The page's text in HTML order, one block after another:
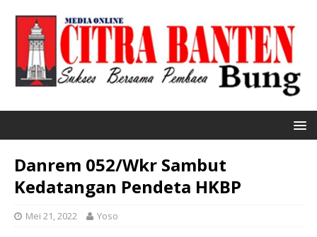
Danrem 052/Wkr Sambut
Kedatangan Pendeta HKBP
Mei 21, 2022 Yoso